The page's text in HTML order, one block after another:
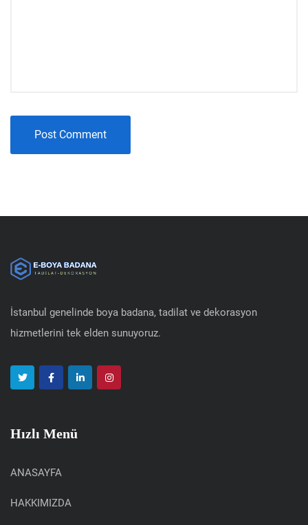
İstanbul genelinde boya badana, tadilat ve dekorasyon
hizmetlerini tek elden sunuyoruz.
Hızlı Menü
ANASAYFA
HAKKIMIZDA